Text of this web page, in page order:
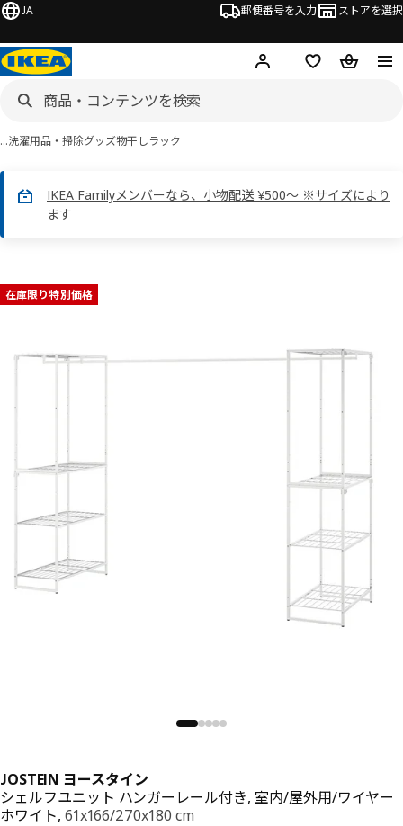
JA 郵便番号を入力 ストアを選択
ログイン・新規入会
欲しいものリスト
カート
…洗濯用品・掃除グッズ物干しラック
IKEA Familyメンバーなら、小物配送 ¥500～ ※サイズにより
ます
キップ
在庫限り特別価格
JOSTEIN ヨースタイン
シェルフユニット ハンガーレール付き, 室内/屋外用/ワイヤー
ホワイト, 61x166/270x180 cm